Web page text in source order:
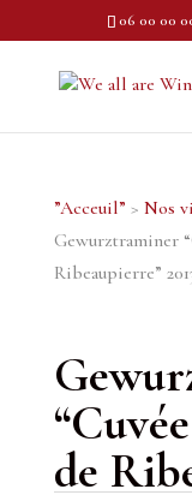
06 00 00
”Acceuil” > Nos
Gewurztraminer
Ribeaupierre”
de